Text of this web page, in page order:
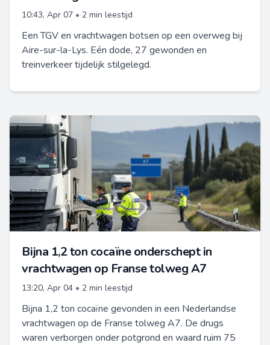
10:43, Apr 07 • 2 min leestijd
Een TGV en vrachtwagen botsen op een overweg bij
Aire-sur-la-Lys. Eén dode, 27 gewonden en
treinverkeer tijdelijk stilgelegd.
Bijna 1,2 ton cocaïne onderschept in
vrachtwagen op Franse tolweg A7
13:20, Apr 04 • 2 min leestijd
Bijna 1,2 ton cocaïne gevonden in een Nederlandse
vrachtwagen op de Franse tolweg A7. De drugs
waren verborgen onder potgrond en waard ruim 75